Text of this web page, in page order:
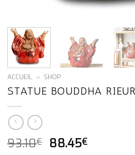
ACCUEIL » SHOP
STATUE BOUDDHA
93.10€ LE
88.45€LE